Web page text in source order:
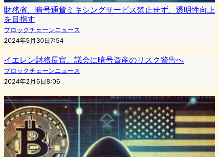
財務省、暗号通貨ミキシングサービス禁止せず、透明性向上
を目指す
ブロックチェーンニュース
2024年5月30日7:54
イエレン財務長官、議会に暗号資産のリスク警告へ
ブロックチェーンニュース
2024年2月6日8:06